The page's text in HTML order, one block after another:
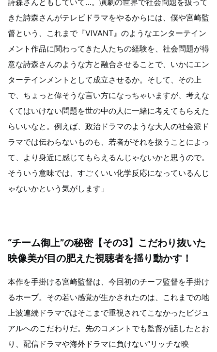
詩森さんともしていて…。演劇の世界で社会問題を扱って
きた詩森さんがテレビドラマをやるからには、僕や宮崎監
督という、これまで『VIVANT』のようなエンターテイン
メント作品に関わってきた人たちの経験を、社会問題が得
意な詩森さんのような方と融合させることで、いかにエン
ターテインメントとして成立させるか。そして、その上
で、ちょっと偉そうな言い方になっちゃいますが、考えな
くてはいけない問題を世の中の人に一緒に考えてもらえた
らいいなと。例えば、政治ドラマのような大人の社会派ド
ラマでは伝わらないものも、若者がそれを扱うことによっ
て、より身近に感じてもらえるんじゃないかと思うので。
そういう意味では、すごくいい化学反応になっているんじ
ゃないかという気がします」
“チーム御上”の秘密【その3】こだわり抜いた
映像美が目の肥えた視聴者を揺り動かす！
本作を手掛ける宮崎監督は、今回初のチーフ監督を手掛け
るホープ。その若い感覚が生かされたのは、これまでの地
上波連続ドラマではそこまで重視されてこなかったビジュ
アルへのこだわりだ。先のコメントでも監督が話したとお
り、配信ドラマや海外ドラマに負けない“リッチな映